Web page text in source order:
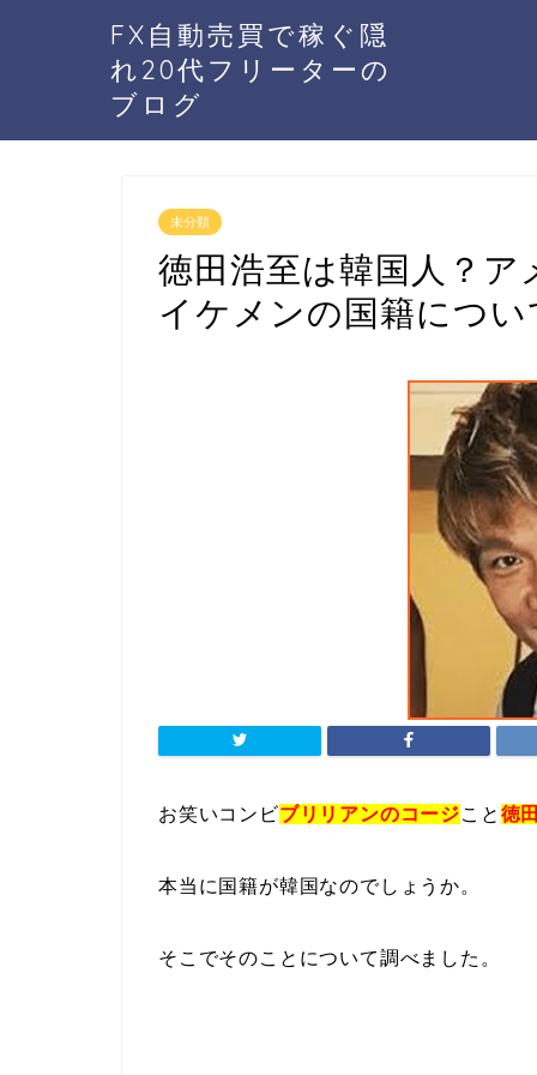
FX自動売買で稼ぐ隠
れ20代フリーターの
ブログ
未分類
徳田浩至は韓国人？
イケメンの国籍につい
お笑いコンビブリリアンのコージこと 徳
本当に国籍が韓国なのでしょうか。
そこでそのことについて調べました。